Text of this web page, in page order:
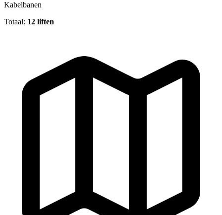
Kabelbanen
Totaal: 12 liften